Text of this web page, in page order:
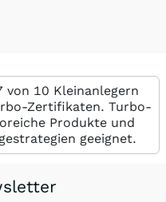
10 Kleinanlegern
Zertifikaten. Turbo-
Produkte und
geeignet.